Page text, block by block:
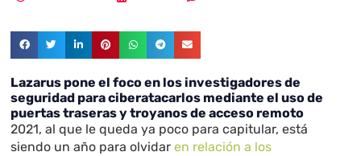
Lazarus pone el foco en los investigadores de
seguridad para ciberatacarlos mediante el uso de
puertas traseras y troyanos de acceso remoto
2021, al que le queda ya poco para capitular, está
siendo un año para olvidaren relación a los